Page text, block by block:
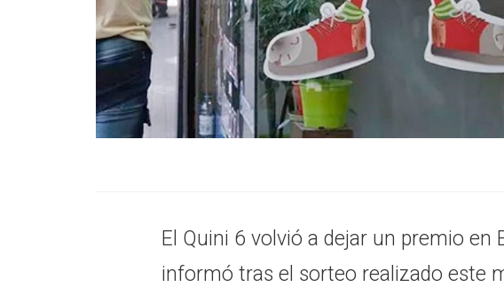
El Quini 6 volvió a dejar un premio en
informó tras el sorteo realizado este